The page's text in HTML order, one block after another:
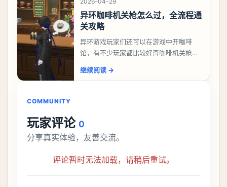
异环咖啡机关枪怎么过，全流程通
关攻略
异环游戏玩家们还可以在游戏中开咖啡
馆，有不少玩家都比较好奇咖啡机关枪应
机关枪攻略。异环咖啡机关枪怎么过一、
继续阅读 →
COMMUNITY
玩家评论 0
分享真实体验，友善交流。
评论暂时无法加载，请稍后重试。